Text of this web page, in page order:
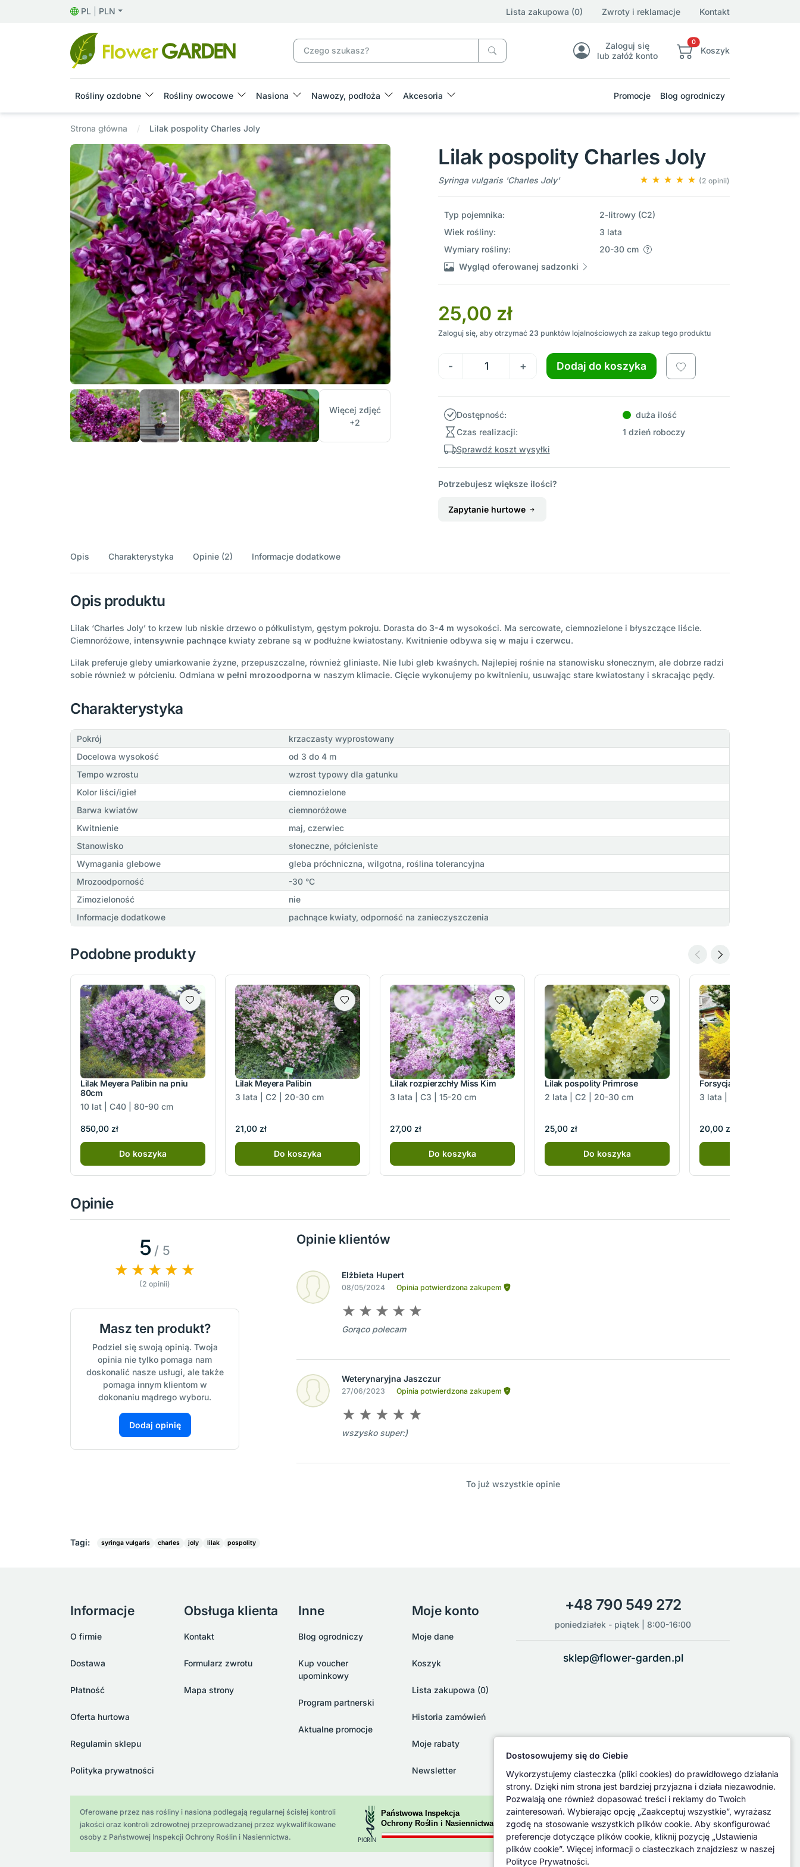
PL PLN Lista zakupowa (0) Zwroty i reklamacje Kontakt
Zaloguj się
lub załóż konto
0
Koszyk
Rośliny ozdobne Rośliny owocowe Nasiona Nawozy, podłoża Akcesoria Promocje Blog ogrodniczy
Strona główna Lilak pospolity Charles Joly
Więcej zdjęć
+2
Lilak pospolity Charles Joly
Syringa vulgaris 'Charles Joly' (2 opinii)
Typ pojemnika:
2-litrowy (C2)
Wiek rośliny:
3 lata
Wymiary rośliny:
20-30 cm
Wygląd oferowanej sadzonki
25,00 zł
Zaloguj się, aby otrzymać 23 punktów lojalnościowych za zakup tego produktu
Dodaj do koszyka
Dostępność:
duża ilość
Czas realizacji:
1 dzień roboczy
Sprawdź koszt wysyłki
Potrzebujesz większe ilości?
Zapytanie hurtowe
Opis Charakterystyka Opinie (2) Informacje dodatkowe
Opis produktu
Lilak ‘Charles Joly’ to krzew lub niskie drzewo o półkulistym, gęstym pokroju. Dorasta do 3-4 m wysokości. Ma sercowate, ciemnozielone i błyszczące liście.
Ciemnoróżowe, intensywnie pachnące kwiaty zebrane są w podłużne kwiatostany. Kwitnienie odbywa się w maju i czerwcu.
Lilak preferuje gleby umiarkowanie żyzne, przepuszczalne, również gliniaste. Nie lubi gleb kwaśnych. Najlepiej rośnie na stanowisku słonecznym, ale dobrze radzi
sobie również w półcieniu. Odmiana w pełni mrozoodporna w naszym klimacie. Cięcie wykonujemy po kwitnieniu, usuwając stare kwiatostany i skracając pędy.
Charakterystyka
Pokrój
krzaczasty wyprostowany
Docelowa wysokość
od 3 do 4 m
Tempo wzrostu
wzrost typowy dla gatunku
Kolor liści/igieł
ciemnozielone
Barwa kwiatów
ciemnoróżowe
Kwitnienie
maj, czerwiec
Stanowisko
słoneczne, półcieniste
Wymagania glebowe
gleba próchniczna, wilgotna, roślina tolerancyjna
Mrozoodporność
-30 °C
Zimozieloność
nie
Informacje dodatkowe
pachnące kwiaty, odporność na zanieczyszczenia
Podobne produkty
Lilak Meyera Palibin na pniu
80cm
10 lat | C40 | 80-90 cm
850,00 zł
Do koszyka
Lilak Meyera Palibin
3 lata | C2 | 20-30 cm
21,00 zł
Do koszyka
Lilak rozpierzchły Miss Kim
3 lata | C3 | 15-20 cm
27,00 zł
Do koszyka
Lilak pospolity Primrose
2 lata | C2 | 20-30 cm
25,00 zł
Do koszyka
Forsycja pośrednia
3 lata | C3 | 30-60 cm
20,00 zł
Opinie
5 / 5
(2 opinii)
Masz ten produkt?
Podziel się swoją opinią. Twoja
opinia nie tylko pomaga nam
doskonalić nasze usługi, ale także
pomaga innym klientom w
dokonaniu mądrego wyboru.
Dodaj opinię
Opinie klientów
Elżbieta Hupert
08/05/2024 Opinia potwierdzona zakupem
Gorąco polecam
Weterynaryjna Jaszczur
27/06/2023 Opinia potwierdzona zakupem
wszysko super:)
To już wszystkie opinie
Tagi: syringa vulgaris charles joly lilak pospolity
Informacje
O firmie
Dostawa
Płatność
Oferta hurtowa
Regulamin sklepu
Polityka prywatności
Obsługa klienta
Kontakt
Formularz zwrotu
Mapa strony
Inne
Blog ogrodniczy
Kup voucher
upominkowy
Program partnerski
Aktualne promocje
Moje konto
Moje dane
Koszyk
Lista zakupowa (0)
Historia zamówień
Moje rabaty
Newsletter
+48 790 549 272
poniedziałek - piątek | 8:00-16:00
sklep@flower-garden.pl
Oferowane przez nas rośliny i nasiona podlegają regularnej ścisłej kontroli
jakości oraz kontroli zdrowotnej przeprowadzanej przez wykwalifikowane
osoby z Państwowej Inspekcji Ochrony Roślin i Nasiennictwa.
Dostosowujemy się do Ciebie
Wykorzystujemy ciasteczka (pliki cookies) do prawidłowego działania
strony. Dzięki nim strona jest bardziej przyjazna i działa niezawodnie.
Pozwalają one również dopasować treści i reklamy do Twoich
zainteresowań. Wybierając opcję „Zaakceptuj wszystkie”, wyrażasz
zgodę na stosowanie wszystkich plików cookie. Aby skonfigurować
preferencje dotyczące plików cookie, kliknij pozycję „Ustawienia
plików cookie”. Więcej informacji o ciasteczkach znajdziesz w naszej
Polityce Prywatności.